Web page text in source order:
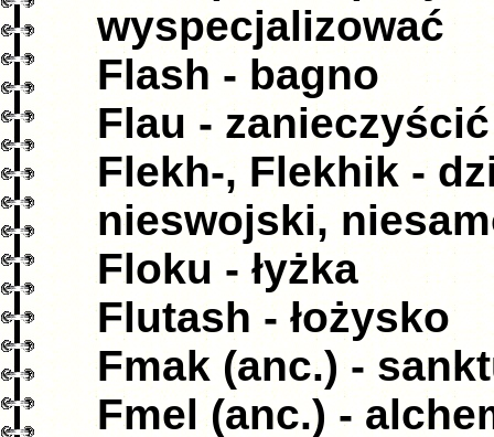
wyspecjalizować
Flash - bagno
Flau - zanieczyścić
Flekh-, Flekhik -
nieswojski,
Floku - łyżka
Flutash - łożysko
Fmak (anc.) -
Fmel (anc.) -